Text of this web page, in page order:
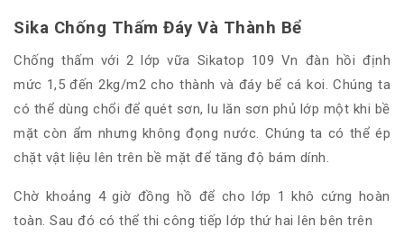
Sika Chống Thấm Đáy Và Thành Bể
Chống thấm với 2 lớp vữa Sikatop 109 Vn đàn hồi định
mức 1,5 đến 2kg/m2 cho thành và đáy bể cá koi. Chúng ta
có thể dùng chổi để quét sơn, lu lăn sơn phủ lớp một khi bề
mặt còn ẩm nhưng không đọng nước. Chúng ta có thể ép
chặt vật liệu lên trên bề mặt để tăng độ bám dính.
Chờ khoảng 4 giờ đồng hồ để cho lớp 1 khô cứng hoàn
toàn. Sau đó có thể thi công tiếp lớp thứ hai lên bên trên